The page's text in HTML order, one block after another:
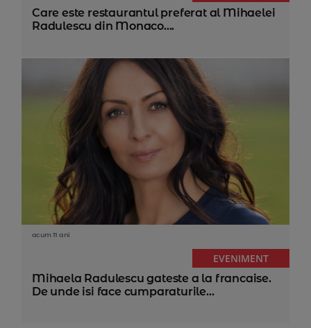
Care este restaurantul preferat al Mihaelei
Radulescu din Monaco....
acum 11 ani
EVENIMENT
Mihaela Radulescu gateste a la francaise.
De unde isi face cumparaturile...